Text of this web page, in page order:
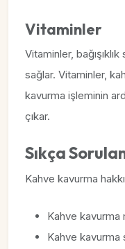
Vitaminler
Vitaminler,
sağlar. Vitaminler,
kavurma işleminin
çıkar.
Sıkça
Kahve kavurma
Kahve kavurma
Kahve kavurma